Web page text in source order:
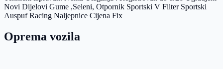
Novi Dijelovi Gume ,Seleni, Otpornik Sportski V Filter Sportski
Auspuf Racing Naljepnice Cijena Fix
Oprema vozila